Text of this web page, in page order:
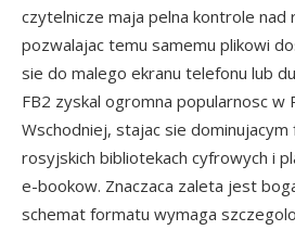
czytelnicze maja pelna kontrole nad
pozwalajac temu samemu plikowi
sie do malego ekranu telefonu lub
FB2 zyskal ogromna popularnosc w
Wschodniej, stajac sie
rosyjskich bibliotekach cyfrowych i
e-bookow. Znaczaca zaleta jest
schemat formatu wymaga